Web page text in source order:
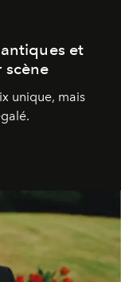
et
scène
unique, mais